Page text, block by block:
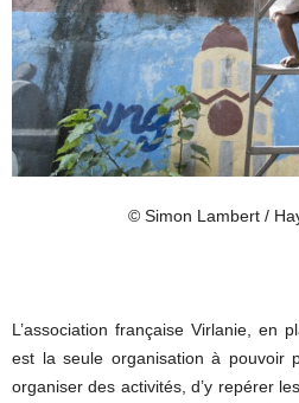
© Simon Lambert /
L’association française Virlanie, en
est la seule organisation à pouvoir
organiser des activités, d’y repérer